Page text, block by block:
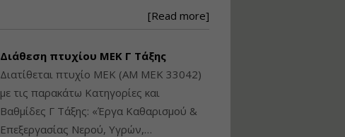
[Read more]
Διάθεση πτυχίου ΜΕΚ Γ Τάξης
Διατίθεται πτυχίο ΜΕΚ (ΑΜ ΜΕΚ 33042)
με τις παρακάτω Κατηγορίες και
Βαθμίδες Γ Τάξης: «Έργα Καθαρισμού &
Επεξεργασίας Νερού, Υγρών,…
Σχεδίου Δόμησης
Τιμή από: €145.00
Διάρκεια: 8 ώρες
Βασικά στοιχεία